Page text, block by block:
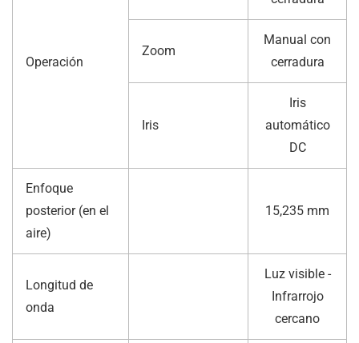
Operación
Zoom
Manual con
cerradura
Iris
Iris
automático
DC
Enfoque
posterior (en el
aire)
15,235 mm
Longitud de
onda
Luz visible -
Infrarrojo
cercano